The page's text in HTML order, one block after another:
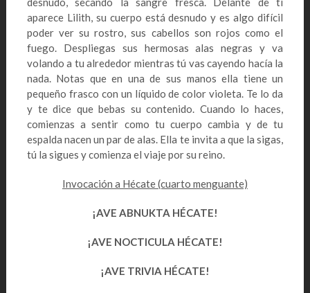
aparece Lilith, su cuerpo está desnudo y es algo difícil
poder ver su rostro, sus cabellos son rojos como el
fuego. Despliegas sus hermosas alas negras y va
volando a tu alrededor mientras tú vas cayendo hacía la
nada. Notas que en una de sus manos ella tiene un
pequeño frasco con un líquido de color violeta. Te lo da
y te dice que bebas su contenido. Cuando lo haces,
comienzas a sentir como tu cuerpo cambia y de tu
espalda nacen un par de alas. Ella te invita a que la sigas,
tú la sigues y comienza el viaje por su reino.
Invocación a Hécate (cuarto menguante)
¡AVE ABNUKTA HÉCATE!
¡AVE NOCTICULA HÉCATE!
¡AVE TRIVIA HÉCATE!